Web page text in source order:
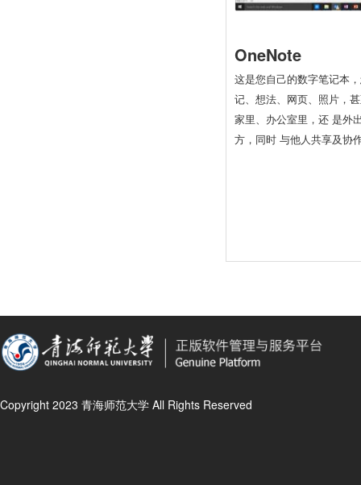
OneNote
这是您自己的数字笔记本
记、想法、网页、照片，
家里、办公室里，还 是外
方，同时 与他人共享及协
Copyright 2023 青海师范大学 All Rights Reserved